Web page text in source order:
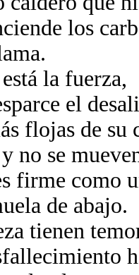
los
la fuerza,
el
flojas de su
no se
firme como
de abajo.
tienen